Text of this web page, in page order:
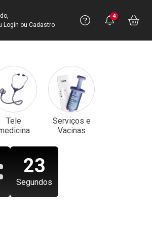
Conta
Login ou Cadastro
Precisa de
Ver Recursos
Você
4
Tele
Serviços e
Vacinas
Segundos
21